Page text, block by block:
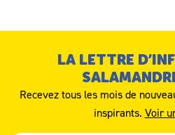
LA LETTRE
Recevez tous les mois de
inspirants. Voir